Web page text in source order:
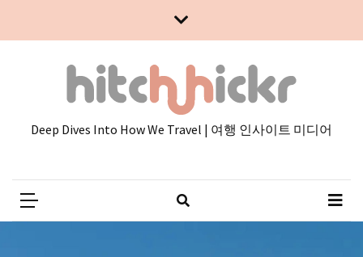
Deep Dives Into How We Travel | 여행 인사이트 미디어